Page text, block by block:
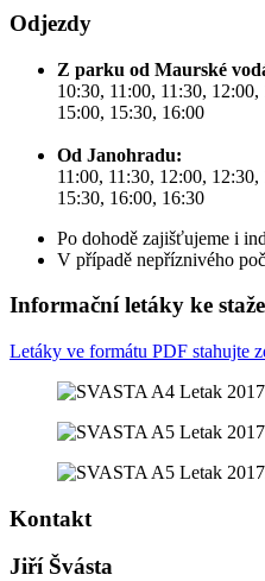
Odjezdy
Z parku od Maurské
10:30, 11:00, 11:30,
15:00, 15:30, 16:00
Od Janohradu:
11:00, 11:30, 12:00,
15:30, 16:00, 16:30
Po dohodě zajišťujeme i
V případě nepříznivého
Informační letáky ke
Letáky ve formátu PDF stahujte
Kontakt
Jiří Švásta